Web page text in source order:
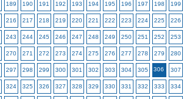
189 190 191 192 193 194 195 196 197 198 199
216 217 218 219 220 221 222 223 224 225 226
243 244 245 246 247 248 249 250 251 252 253
270 271 272 273 274 275 276 277 278 279 280
297 298 299 300 301 302 303 304 305 306 307
324 325 326 327 328 329 330 331 332 333 334